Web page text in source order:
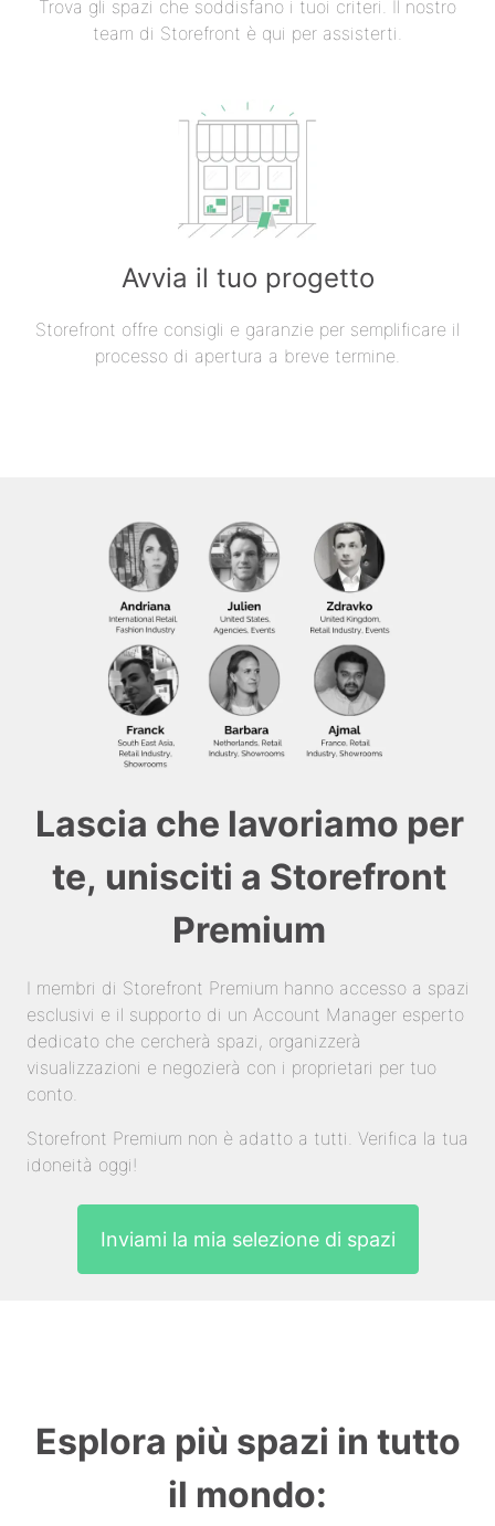
Trova gli spazi che soddisfano i tuoi criteri. Il nostro
team di Storefront è qui per assisterti.
Avvia il tuo progetto
Storefront offre consigli e garanzie per semplificare il
processo di apertura a breve termine.
Lascia che lavoriamo per
te, unisciti a Storefront
Premium
I membri di Storefront Premium hanno accesso a spazi
esclusivi e il supporto di un Account Manager esperto
dedicato che cercherà spazi, organizzerà
visualizzazioni e negozierà con i proprietari per tuo
conto.
Storefront Premium non è adatto a tutti. Verifica la tua
idoneità oggi!
Inviami la mia selezione di spazi
Esplora più spazi in tutto
il mondo: